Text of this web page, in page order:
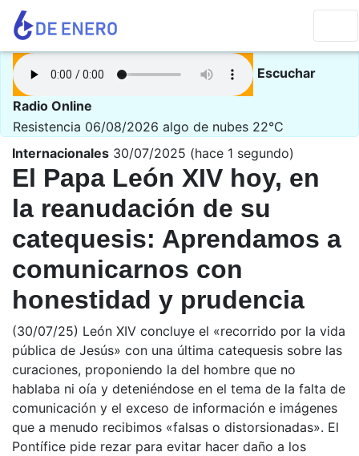
Escuchar
Radio Online
Resistencia 06/08/2026 algo de nubes 22°C
Internacionales 30/07/2025 (hace 1 segundo)
El Papa León XIV hoy, en
la reanudación de su
catequesis: Aprendamos a
comunicarnos con
honestidad y prudencia
(30/07/25) León XIV concluye el «recorrido por la vida
pública de Jesús» con una última catequesis sobre las
curaciones, proponiendo la del hombre que no
hablaba ni oía y deteniéndose en el tema de la falta de
comunicación y el exceso de información e imágenes
que a menudo recibimos «falsas o distorsionadas». El
Pontífice pide rezar para evitar hacer daño a los